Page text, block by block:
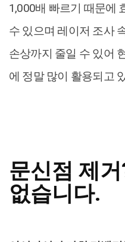
1,000배 빠르기 때문에
수 있으며 레이저 조사
손상까지 줄일 수 있어
에 정말 많이 활용되고
문신점 제
없습니다.